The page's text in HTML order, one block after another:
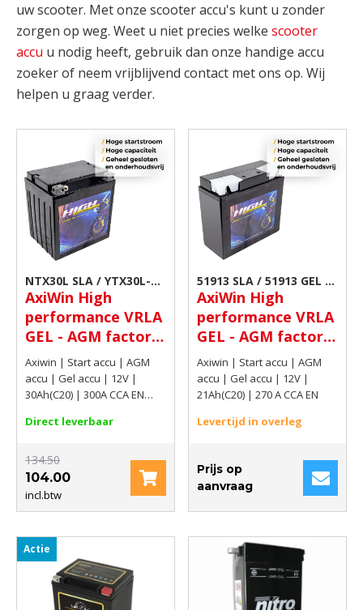
uw scooter. Met onze scooter accu's kunt u zonder
zorgen op weg. Weet u niet precies welke scooter
accu u nodig heeft, gebruik dan onze handige accu
zoeker of neem vrijblijvend contact met ons op. Wij
helpen u graag verder.
NTX30L SLA / YTX30L-BS
GEL / ATX30L-BS |
Scooter accu
AxiWin High
performance VRLA
GEL - AGM factory
activated
motoraccu 12V
30Ah(C20) 300A
CCA EN (390A)
Axiwin | Start accu | AGM
accu | Gel accu | 12V |
30Ah(C20) | 300A CCA EN
Direct leverbaar
134.50
104.00
incl.btw
51913 SLA / 51913 GEL /
51913 HP GEL | Scooter
accu
AxiWin High
performance VRLA
GEL - AGM factory
activated
motoraccu 12V
21Ah(C20) 270 A
CCA EN
Axiwin | Start accu | AGM
accu | Gel accu | 12V |
21Ah(C20) | 270 A CCA EN
Levertijd in overleg
Prijs op
aanvraag
Actie